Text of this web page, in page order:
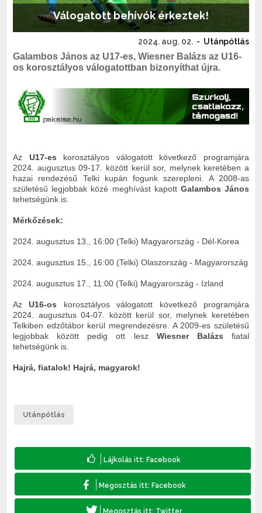
Válogatott behívók érkeztek!
2024. aug. 02. - Utánpótlás
Galambos János az U17-es, Wiesner Balázs az U16-
os korosztályos válogatottban bizonyíthat újra.
Az U17-es korosztályos válogatott következő programjára
2024. augusztus 09-17. között kerül sor, melynek keretében a
hazai rendezésű Telki kupán fogunk szerepleni. A 2008-as
születésű legjobbak közé meghívást kapott Galambos János
tehetségünk is.
Mérkőzések:
2024. augusztus 13., 16:00 (Telki) Magyarország - Dél-Korea
2024. augusztus 15., 16:00 (Telki) Olaszország - Magyarország
2024. augusztus 17., 11:00 (Telki) Magyarország - Izland
AzU16-os korosztályos válogatott következő programjára
2024. augusztus 04-07. között kerül sor, melynek keretében
Telkiben edzőtábor kerül megrendezésre. A 2009-es születésű
legjobbak között pedig ott lesz Wiesner Balázs fiatal
tehetségünk is.
Hajrá, fiatalok! Hajrá, magyarok!
Utánpótlás